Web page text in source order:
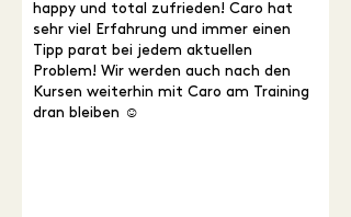
happy und total zufrieden! Caro hat
sehr viel Erfahrung und immer einen
Tipp parat bei jedem aktuellen
Problem! Wir werden auch nach den
Kursen weiterhin mit Caro am Training
dran bleiben ☺️